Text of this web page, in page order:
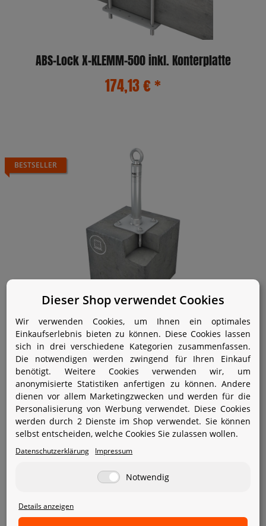
ABS-Lock X-KLEMM-500 inkl. Konterplatte
174,13 €*
BESTSELLER
ABS-Lock X-SR-B
129,20 €*
Dieser Shop verwendet Cookies
Wir verwenden Cookies, um Ihnen ein optimales
Einkaufserlebnis bieten zu können. Diese Cookies lassen
sich in drei verschiedene Kategorien zusammenfassen.
Die notwendigen werden zwingend für Ihren Einkauf
benötigt. Weitere Cookies verwenden wir, um
anonymisierte Statistiken anfertigen zu können. Andere
dienen vor allem Marketingzwecken und werden für die
Personalisierung von Werbung verwendet. Diese Cookies
werden durch 2 Dienste im Shop verwendet. Sie können
selbst entscheiden, welche Cookies Sie zulassen wollen.
Datenschutzerklärung Impressum
Notwendig
Details anzeigen